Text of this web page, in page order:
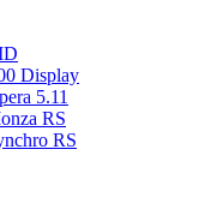
Display
5.11
RS
RS